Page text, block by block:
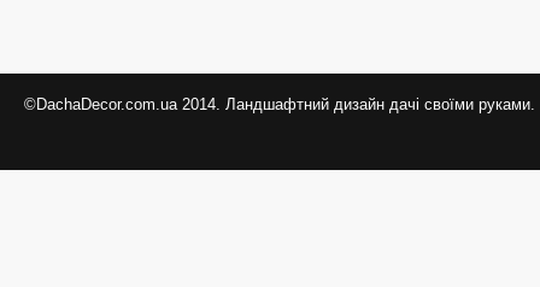
©DachaDecor.com.ua 2014. Ландшафтний дизайн дачі своїми руками.